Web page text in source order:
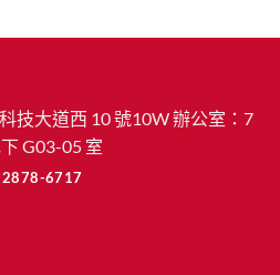
技大道西 10 號10W 辦公室：7
G03-05 室
6717